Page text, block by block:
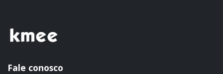
Fale conosco